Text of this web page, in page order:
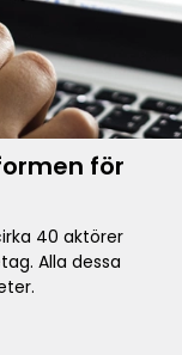
för
40 aktörer
Alla dessa